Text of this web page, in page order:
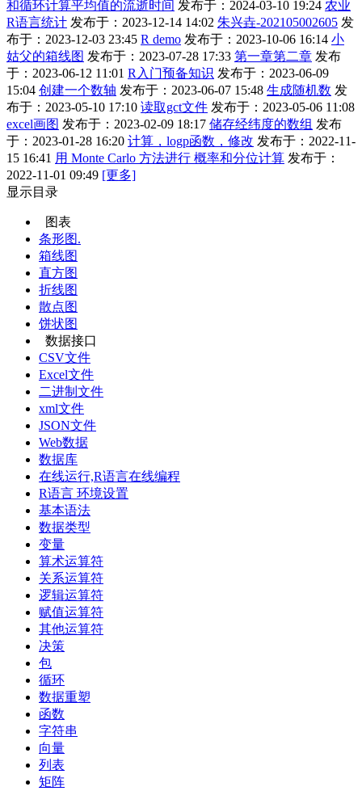
和循环计算平均值的流逝时间 发布于：2024-03-10 19:24 农业
R语言统计 发布于：2023-12-14 14:02 朱兴垚-202105002605 发
布于：2023-12-03 23:45 R demo 发布于：2023-10-06 16:14 小
姑父的箱线图 发布于：2023-07-28 17:33 第一章第二章 发布
于：2023-06-12 11:01 R入门预备知识 发布于：2023-06-09
15:04 创建一个数轴 发布于：2023-06-07 15:48 生成随机数 发
布于：2023-05-10 17:10 读取gct文件 发布于：2023-05-06 11:08
excel画图 发布于：2023-02-09 18:17 储存经纬度的数组 发布
于：2023-01-28 16:20 计算，logp函数，修改 发布于：2022-11-
15 16:41 用 Monte Carlo 方法进行 概率和分位计算 发布于：
2022-11-01 09:49 [更多]
显示目录
图表
条形图.
箱线图
直方图
折线图
散点图
饼状图
数据接口
CSV文件
Excel文件
二进制文件
xml文件
JSON文件
Web数据
数据库
在线运行,R语言在线编程
R语言 环境设置
基本语法
数据类型
变量
算术运算符
关系运算符
逻辑运算符
赋值运算符
其他运算符
决策
包
循环
数据重塑
函数
字符串
向量
列表
矩阵